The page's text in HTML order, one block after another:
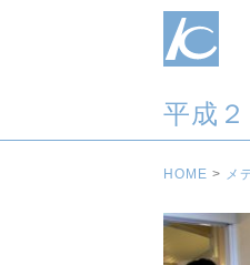
平成
HOME > メ